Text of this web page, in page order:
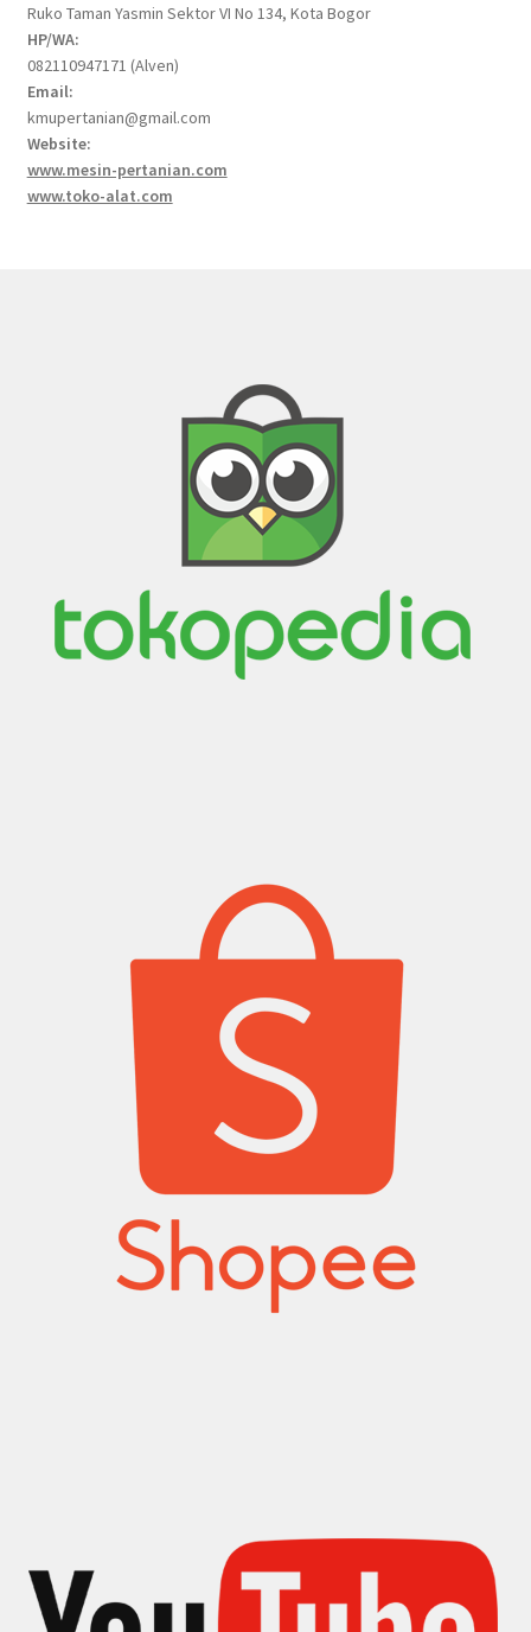
Ruko Taman Yasmin Sektor VI No 134, Kota Bogor
HP/WA:
082110947171 (Alven)
Email:
kmupertanian@gmail.com
Website:
www.mesin-pertanian.com
www.toko-alat.com